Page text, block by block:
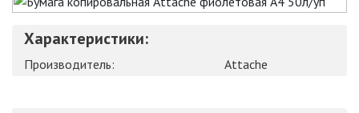
Характеристики:
Производитель: Attache